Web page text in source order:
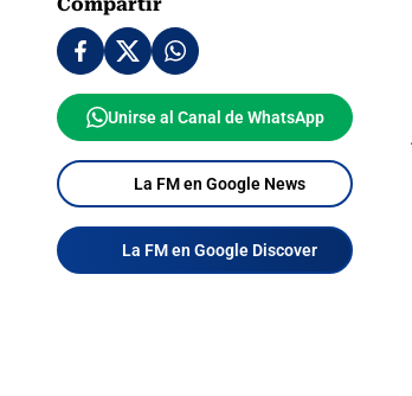
Unirse al Canal de WhatsApp
La FM en Google News
La FM en Google Discover